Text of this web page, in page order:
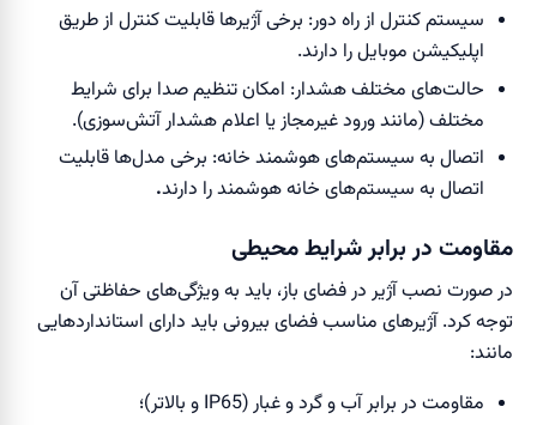
سیستم کنترل از راه دور: برخی آژیرها قابلیت کنترل از طریق
اپلیکیشن موبایل را دارند.
حالت‌های مختلف هشدار: امکان تنظیم صدا برای شرایط
مختلف (مانند ورود غیرمجاز یا اعلام هشدار آتش‌سوزی).
اتصال به سیستم‌های هوشمند خانه: برخی مدل‌ها قابلیت
اتصال به سیستم‌های خانه هوشمند را دارند.
مقاومت در برابر شرایط محیطی
در صورت نصب آژیر در فضای باز، باید به ویژگی‌های حفاظتی آن
توجه کرد. آژیرهای مناسب فضای بیرونی باید دارای استانداردهایی
مانند:
مقاومت در برابر آب و گرد و غبار (IP65 و بالاتر)؛